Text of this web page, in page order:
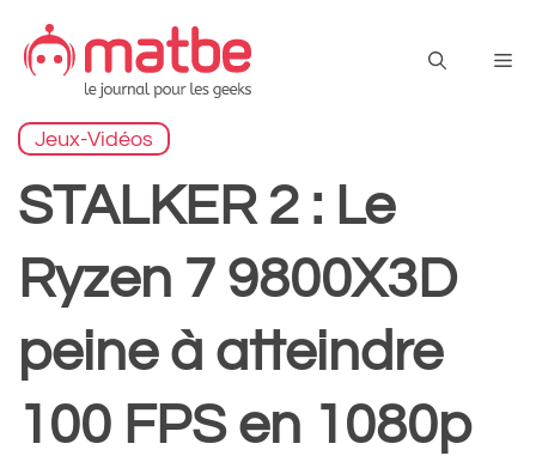
contenu
Jeux-Vidéos
STALKER 2 : Le
Ryzen 7 9800X3D
peine à atteindre
100 FPS en 1080p